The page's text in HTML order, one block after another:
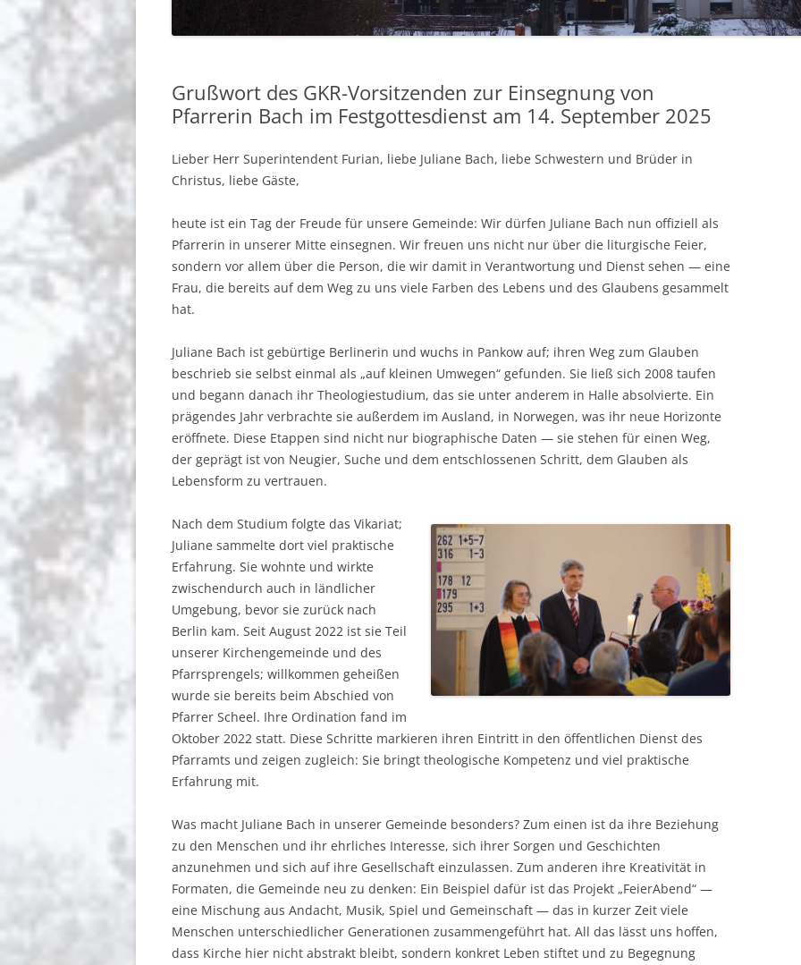
BERLIN-JOHANNISTHAL
HANDARBEITSKREIS
Grußwort des GKR-Vorsitzenden zur Einsegnung von
Pfarrerin Bach im Festgottesdienst am 14. September 2025
Lieber Herr Superintendent Furian, liebe Juliane Bach, liebe Schwestern und Brüder in
Christus, liebe Gäste,
heute ist ein Tag der Freude für unsere Gemeinde: Wir dürfen Juliane Bach nun offiziell als
Pfarrerin in unserer Mitte einsegnen. Wir freuen uns nicht nur über die liturgische Feier,
sondern vor allem über die Person, die wir damit in Verantwortung und Dienst sehen — eine
Frau, die bereits auf dem Weg zu uns viele Farben des Lebens und des Glaubens gesammelt
hat.
Juliane Bach ist gebürtige Berlinerin und wuchs in Pankow auf; ihren Weg zum Glauben
beschrieb sie selbst einmal als „auf kleinen Umwegen“ gefunden. Sie ließ sich 2008 taufen
und begann danach ihr Theologiestudium, das sie unter anderem in Halle absolvierte. Ein
prägendes Jahr verbrachte sie außerdem im Ausland, in Norwegen, was ihr neue Horizonte
eröffnete. Diese Etappen sind nicht nur biographische Daten — sie stehen für einen Weg,
der geprägt ist von Neugier, Suche und dem entschlossenen Schritt, dem Glauben als
Lebensform zu vertrauen.
Nach dem Studium folgte das Vikariat;
Juliane sammelte dort viel praktische
Erfahrung. Sie wohnte und wirkte
zwischendurch auch in ländlicher
Umgebung, bevor sie zurück nach
Berlin kam. Seit August 2022 ist sie Teil
unserer Kirchengemeinde und des
Pfarrsprengels; willkommen geheißen
wurde sie bereits beim Abschied von
Pfarrer Scheel. Ihre Ordination fand im
Oktober 2022 statt. Diese Schritte markieren ihren Eintritt in den öffentlichen Dienst des
Pfarramts und zeigen zugleich: Sie bringt theologische Kompetenz und viel praktische
Erfahrung mit.
Was macht Juliane Bach in unserer Gemeinde besonders? Zum einen ist da ihre Beziehung
zu den Menschen und ihr ehrliches Interesse, sich ihrer Sorgen und Geschichten
anzunehmen und sich auf ihre Gesellschaft einzulassen. Zum anderen ihre Kreativität in
Formaten, die Gemeinde neu zu denken: Ein Beispiel dafür ist das Projekt „FeierAbend“ —
eine Mischung aus Andacht, Musik, Spiel und Gemeinschaft — das in kurzer Zeit viele
Menschen unterschiedlicher Generationen zusammengeführt hat. All das lässt uns hoffen,
dass Kirche hier nicht abstrakt bleibt, sondern konkret Leben stiftet und zu Begegnung